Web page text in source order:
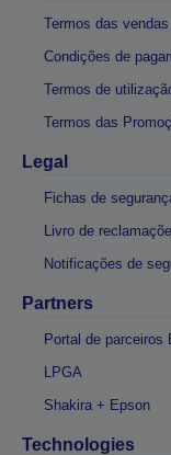
Termos das vendas
Condições de
Termos de
Termos das
Legal
Fichas de
Livro de
Notificações de
Partners
Portal de parceiros
LPGA
Shakira + Epson
Technologies